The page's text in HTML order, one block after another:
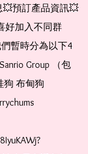
預訂產品資訊💥
好加入不同群
暫時分為以下4
Group （包
狗 布甸狗